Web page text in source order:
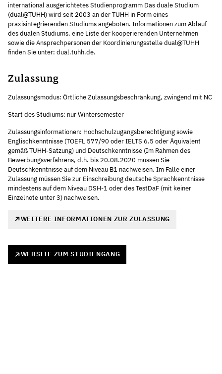
international ausgerichtetes Studienprogramm Das duale Studium
(dual@TUHH) wird seit 2003 an der TUHH in Form eines
praxisintegrierenden Studiums angeboten. Informationen zum Ablauf
des dualen Studiums, eine Liste der kooperierenden Unternehmen
sowie die Ansprechpersonen der Koordinierungsstelle dual@TUHH
finden Sie unter: dual.tuhh.de.
Zulassung
Zulassungsmodus: Örtliche Zulassungsbeschränkung, zwingend mit NC
Start des Studiums: nur Wintersemester
Zulassungsinformationen: Hochschulzugangsberechtigung sowie
Englischkenntnisse (TOEFL 577/90 oder IELTS 6.5 oder Äquivalent
gemäß TUHH-Satzung) und Deutschkenntnisse (Im Rahmen des
Bewerbungsverfahrens, d.h. bis 20.08.2020 müssen Sie
Deutschkenntnisse auf dem Niveau B1 nachweisen. Im Falle einer
Zulassung müssen Sie zur Einschreibung deutsche Sprachkenntnisse
mindestens auf dem Niveau DSH-1 oder des TestDaF (mit keiner
Einzelnote unter 3) nachweisen.
WEITERE INFORMATIONEN ZUR ZULASSUNG
WEBSITE ZUM STUDIENGANG